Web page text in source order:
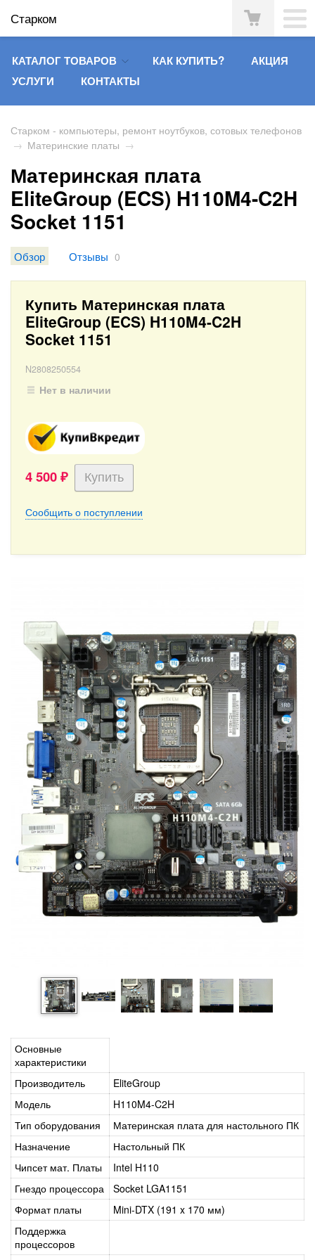
Старком
КАТАЛОГ ТОВАРОВ КАК КУПИТЬ?
АКЦИЯ
УСЛУГИ
КОНТАКТЫ
Старком - компьютеры, ремонт ноутбуков, сотовых телефонов
→ Материнские платы →
Материнская плата
EliteGroup (ECS) H110M4-C2H
Socket 1151
Обзор Отзывы 0
Купить Материнская плата
EliteGroup (ECS) H110M4-C2H
Socket 1151
N2808250554
Нет в наличии
4 500 ₽
Сообщить о поступлении
Основные
характеристики
Производитель
EliteGroup
Модель
H110M4-C2H
Тип оборудования
Материнская плата для настольного ПК
Назначение
Настольный ПК
Чипсет мат. Платы
Intel H110
Гнездо процессора
Socket LGA1151
Формат платы
Mini-DTX (191 x 170 мм)
Поддержка
процессоров